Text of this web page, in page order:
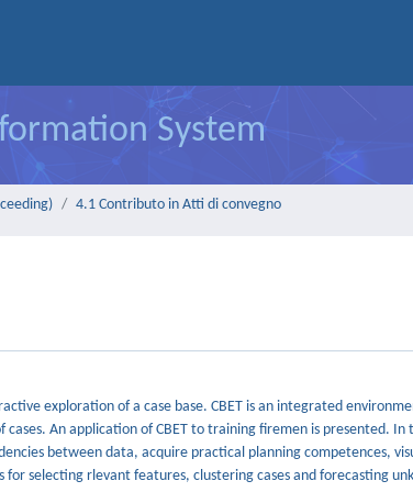
System
4.1 Contributo in Atti di convegno
exploration of a case base. CBET is an integrated
An application of CBET to training firemen is presented. In
between data, acquire practical planning competences,
selecting rlevant features, clustering cases and forecasting